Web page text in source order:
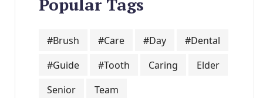
Popular Tags
#Brush #Care #Day
#Dental
#Guide
#Tooth Caring
Elder
Senior
Team